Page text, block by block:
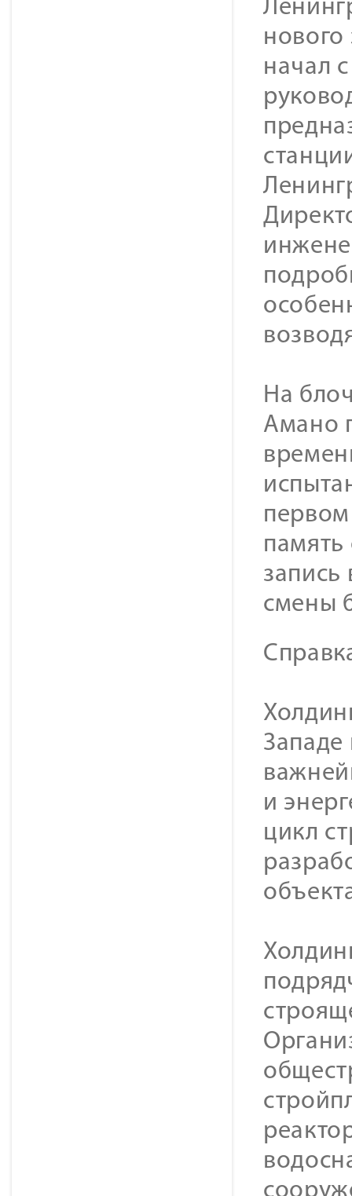
начал
На
Амано
память
запись
смены
и
цикл